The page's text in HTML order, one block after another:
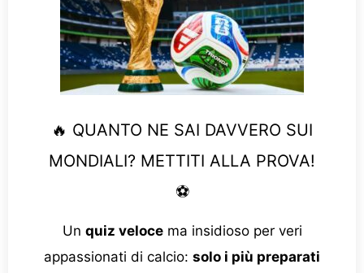
🔥 QUANTO NE SAI DAVVERO SUI
MONDIALI? METTITI ALLA PROVA!
⚽
Un quiz velocema insidioso per veri
appassionati di calcio: solo i più preparati